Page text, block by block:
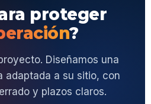
proteger
?
Diseñamos una
adaptada a su sitio, con
y plazos claros.